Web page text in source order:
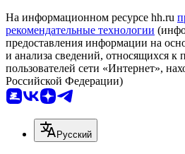
На информационном ресурсе hh.ru
рекомендательные технологии
предоставления информации на
и анализа сведений, относящихся к
пользователей сети «Интернет»,
Российской Федерации)
Русский